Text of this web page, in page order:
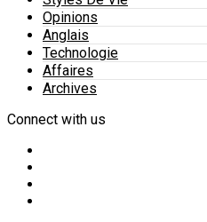
Opinions
Anglais
Technologie
Affaires
Archives
Connect with us